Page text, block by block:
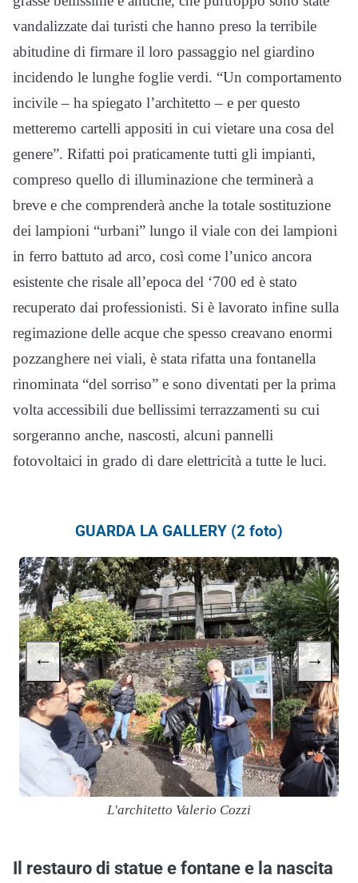
vandalizzate dai turisti che hanno preso la terribile
abitudine di firmare il loro passaggio nel giardino
incidendo le lunghe foglie verdi. “Un comportamento
incivile – ha spiegato l’architetto – e per questo
metteremo cartelli appositi in cui vietare una cosa del
genere”. Rifatti poi praticamente tutti gli impianti,
compreso quello di illuminazione che terminerà a
breve e che comprenderà anche la totale sostituzione
dei lampioni “urbani” lungo il viale con dei lampioni
in ferro battuto ad arco, così come l’unico ancora
esistente che risale all’epoca del ‘700 ed è stato
recuperato dai professionisti. Si è lavorato infine sulla
regimazione delle acque che spesso creavano enormi
pozzanghere nei viali, è stata rifatta una fontanella
rinominata “del sorriso” e sono diventati per la prima
volta accessibili due bellissimi terrazzamenti su cui
sorgeranno anche, nascosti, alcuni pannelli
fotovoltaici in grado di dare elettricità a tutte le luci.
GUARDA LA GALLERY (2 foto)
L'architetto Valerio Cozzi
← →
Il restauro di statue e fontane e la nascita